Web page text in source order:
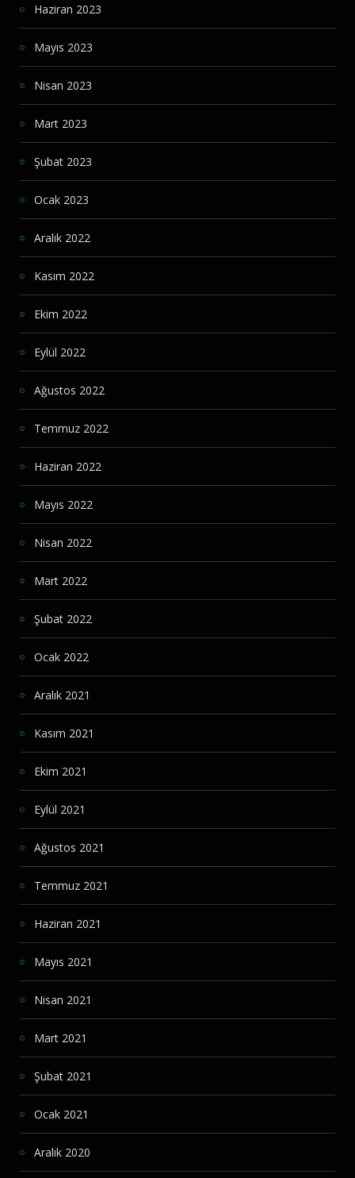
Haziran 2023
Mayıs 2023
Nisan 2023
Mart 2023
Şubat 2023
Ocak 2023
Aralık 2022
Kasım 2022
Ekim 2022
Eylül 2022
Ağustos 2022
Temmuz 2022
Haziran 2022
Mayıs 2022
Nisan 2022
Mart 2022
Şubat 2022
Ocak 2022
Aralık 2021
Kasım 2021
Ekim 2021
Eylül 2021
Ağustos 2021
Temmuz 2021
Haziran 2021
Mayıs 2021
Nisan 2021
Mart 2021
Şubat 2021
Ocak 2021
Aralık 2020